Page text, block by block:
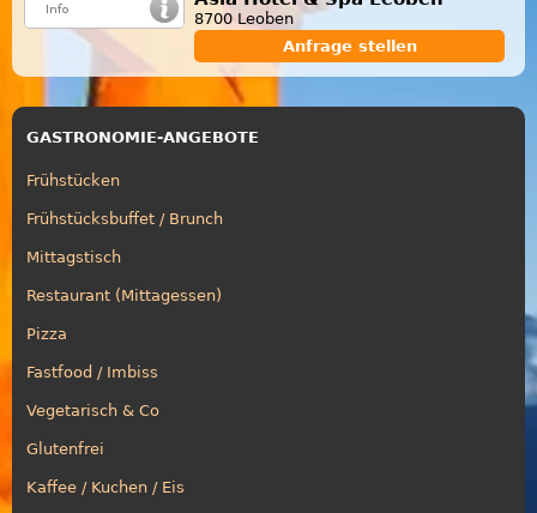
8700 Leoben
Anfrage stellen
GASTRONOMIE-ANGEBOTE
Frühstücken
Frühstücksbuffet / Brunch
Mittagstisch
Restaurant (Mittagessen)
Pizza
Fastfood / Imbiss
Vegetarisch & Co
Glutenfrei
Kaffee / Kuchen / Eis